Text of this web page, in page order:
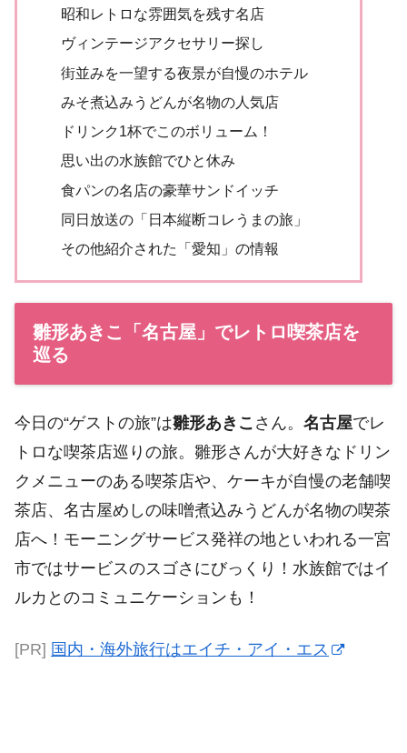
昭和レトロな雰囲気を残す名店
ヴィンテージアクセサリー探し
街並みを一望する夜景が自慢のホテル
みそ煮込みうどんが名物の人気店
ドリンク1杯でこのボリューム！
思い出の水族館でひと休み
食パンの名店の豪華サンドイッチ
同日放送の「日本縦断コレうまの旅」
その他紹介された「愛知」の情報
雛形あきこ「名古屋」でレトロ喫茶店を
巡る
今日の“ゲストの旅”は雛形あきこ さん。 名古屋でレ
トロな喫茶店巡りの旅。雛形さんが大好きなドリン
クメニューのある喫茶店や、ケーキが自慢の老舗喫
茶店、名古屋めしの味噌煮込みうどんが名物の喫茶
店へ！モーニングサービス発祥の地といわれる一宮
市ではサービスのスゴさにびっくり！水族館ではイ
ルカとのコミュニケーションも！
[PR] 国内・海外旅行はエイチ・アイ・エス